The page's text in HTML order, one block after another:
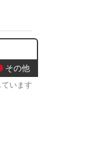
その他
います